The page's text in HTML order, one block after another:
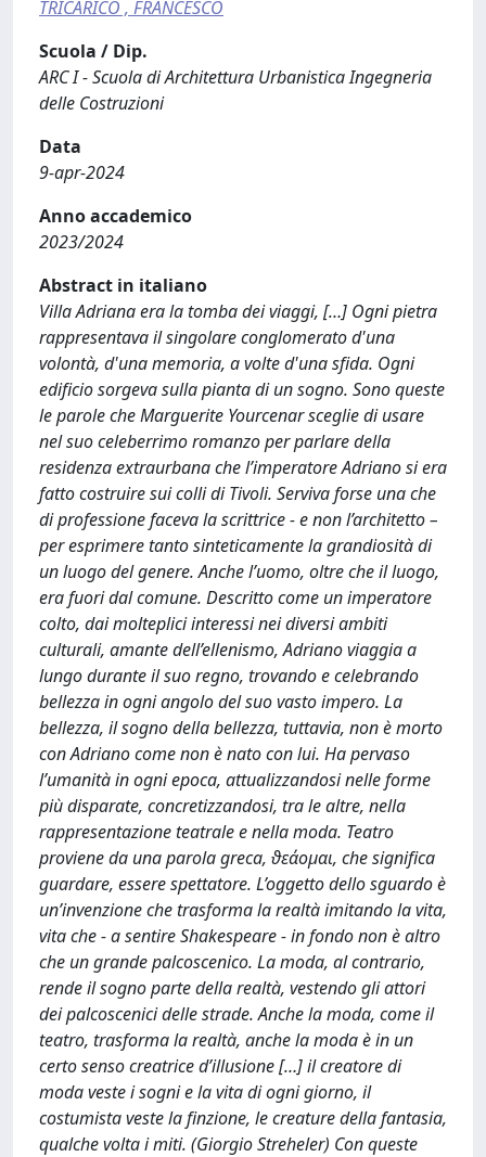
TRICARICO , FRANCESCO
Scuola / Dip.
ARC I - Scuola di Architettura Urbanistica Ingegneria
delle Costruzioni
Data
9-apr-2024
Anno accademico
2023/2024
Abstract in italiano
Villa Adriana era la tomba dei viaggi, […] Ogni pietra
rappresentava il singolare conglomerato d'una
volontà, d'una memoria, a volte d'una sfida. Ogni
edificio sorgeva sulla pianta di un sogno. Sono queste
le parole che Marguerite Yourcenar sceglie di usare
nel suo celeberrimo romanzo per parlare della
residenza extraurbana che l’imperatore Adriano si era
fatto costruire sui colli di Tivoli. Serviva forse una che
di professione faceva la scrittrice - e non l’architetto –
per esprimere tanto sinteticamente la grandiosità di
un luogo del genere. Anche l’uomo, oltre che il luogo,
era fuori dal comune. Descritto come un imperatore
colto, dai molteplici interessi nei diversi ambiti
culturali, amante dell’ellenismo, Adriano viaggia a
lungo durante il suo regno, trovando e celebrando
bellezza in ogni angolo del suo vasto impero. La
bellezza, il sogno della bellezza, tuttavia, non è morto
con Adriano come non è nato con lui. Ha pervaso
l’umanità in ogni epoca, attualizzandosi nelle forme
più disparate, concretizzandosi, tra le altre, nella
rappresentazione teatrale e nella moda. Teatro
proviene da una parola greca, ϑεάομαι, che significa
guardare, essere spettatore. L’oggetto dello sguardo è
un’invenzione che trasforma la realtà imitando la vita,
vita che - a sentire Shakespeare - in fondo non è altro
che un grande palcoscenico. La moda, al contrario,
rende il sogno parte della realtà, vestendo gli attori
dei palcoscenici delle strade. Anche la moda, come il
teatro, trasforma la realtà, anche la moda è in un
certo senso creatrice d’illusione […] il creatore di
moda veste i sogni e la vita di ogni giorno, il
costumista veste la finzione, le creature della fantasia,
qualche volta i miti. (Giorgio Streheler) Con queste